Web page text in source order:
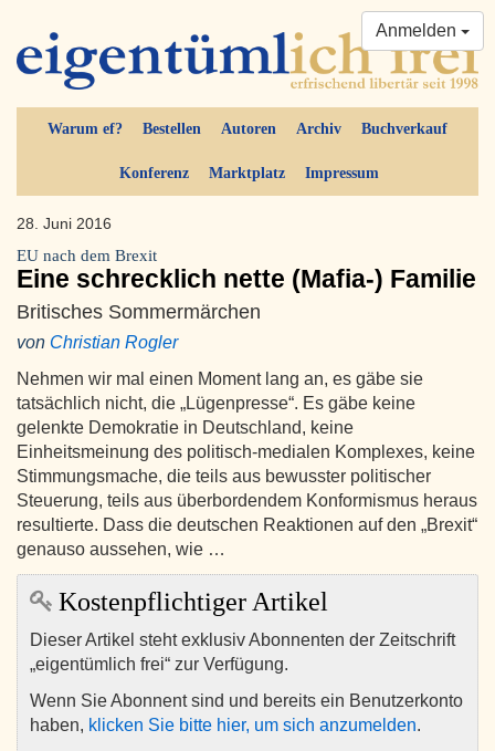
Warum ef? Bestellen Autoren Archiv Buchverkauf
Konferenz Marktplatz Impressum
Anmelden
28. Juni 2016
EU nach dem Brexit
Eine schrecklich nette (Mafia-) Familie
Britisches Sommermärchen
von Christian Rogler
Nehmen wir mal einen Moment lang an, es gäbe sie
tatsächlich nicht, die „Lügenpresse“. Es gäbe keine
gelenkte Demokratie in Deutschland, keine
Einheitsmeinung des politisch-medialen Komplexes, keine
Stimmungsmache, die teils aus bewusster politischer
Steuerung, teils aus überbordendem Konformismus heraus
resultierte. Dass die deutschen Reaktionen auf den „Brexit“
genauso aussehen, wie …
Kostenpflichtiger Artikel
Dieser Artikel steht exklusiv Abonnenten der Zeitschrift
„eigentümlich frei“ zur Verfügung.
Wenn Sie Abonnent sind und bereits ein Benutzerkonto
haben, klicken Sie bitte hier, um sich anzumelden.